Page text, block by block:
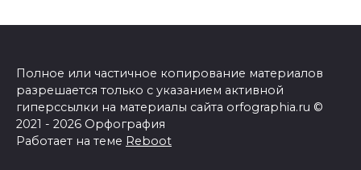
Полное или частичное копирование материалов
разрешается только с указанием активной
гиперссылки на материалы сайта orfographia.ru ©
2021 - 2026 Орфография
Работает на теме Reboot